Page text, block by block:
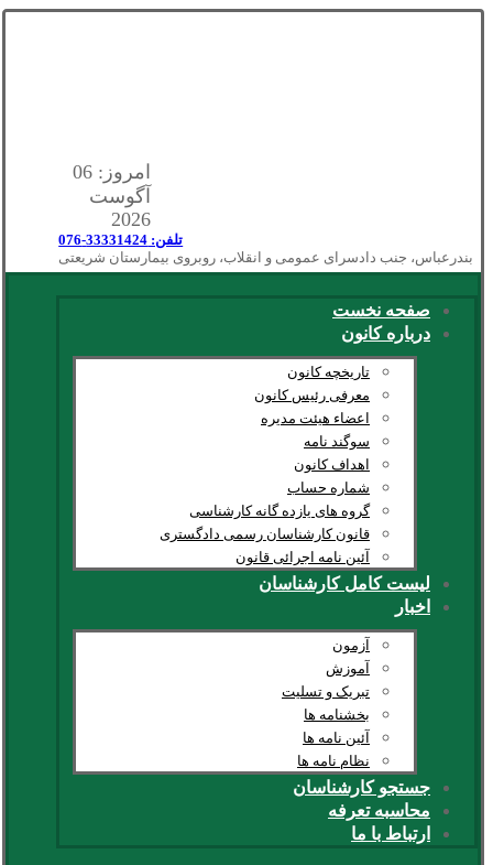
امروز: 06
آگوست
2026
تلفن: 33331424-076
بندرعباس، جنب دادسرای عمومی و انقلاب، روبروی بیمارستان شریعتی
صفحه نخست
درباره کانون
تاریخچه کانون
معرفی رئیس کانون
اعضاء هیئت مدیره
سوگند نامه
اهداف کانون
شماره حساب
گروه های یازده گانه کارشناسی
قانون کارشناسان رسمی دادگستری
آئین نامه اجرائی قانون
لیست کامل کارشناسان
اخبار
آزمون
آموزش
تبریک و تسلیت
بخشنامه ها
آئین نامه ها
نظام نامه ها
جستجو کارشناسان
محاسبه تعرفه
ارتباط با ما